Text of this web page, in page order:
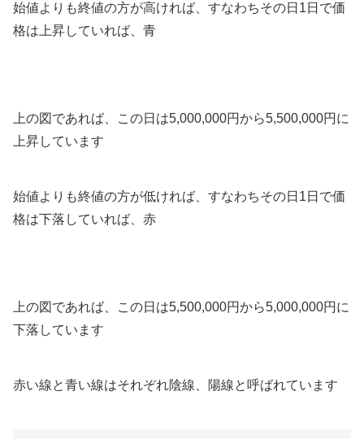
始値よりも終値の方が高ければ、すなわちその日1日で価
格は上昇していれば、青
上の図であれば、この日は5,000,000円から5,500,000円に
上昇しています
始値よりも終値の方が低ければ、すなわちその日1日で価
格は下落していれば、赤
上の図であれば、この日は5,500,000円から5,000,000円に
下落しています
赤い線と青い線はそれぞれ陰線、陽線と呼ばれています